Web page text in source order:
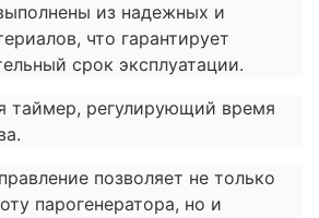
из надежных и
что гарантирует
срок эксплуатации.
таймер, регулирующий время
позволяет не только
парогенератора, но и